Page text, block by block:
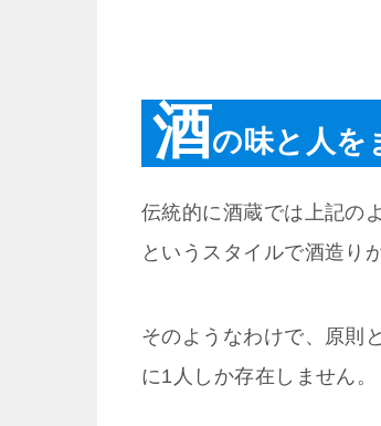
酒の味と人を
伝統的に酒蔵では上記の
というスタイルで酒造り
そのようなわけで、原則
に1人しか存在しません。